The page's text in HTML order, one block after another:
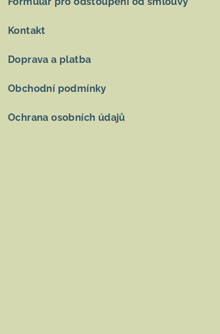
Kontakt
Doprava a platba
Obchodní podmínky
Ochrana osobních údajů